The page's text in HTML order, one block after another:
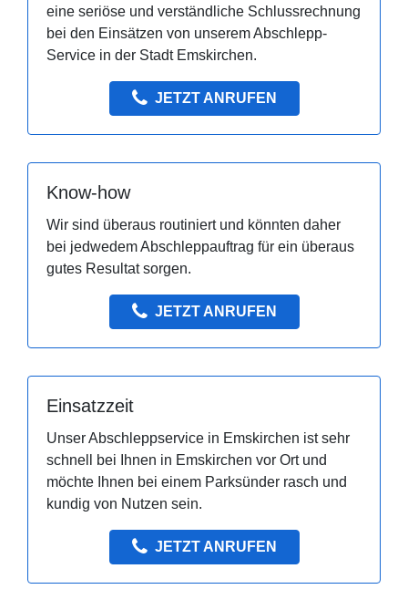
eine seriöse und verständliche Schlussrechnung
bei den Einsätzen von unserem Abschlepp-
Service in der Stadt Emskirchen.
JETZT ANRUFEN
Know-how
Wir sind überaus routiniert und könnten daher
bei jedwedem Abschleppauftrag für ein überaus
gutes Resultat sorgen.
JETZT ANRUFEN
Einsatzzeit
Unser Abschleppservice in Emskirchen ist sehr
schnell bei Ihnen in Emskirchen vor Ort und
möchte Ihnen bei einem Parksünder rasch und
kundig von Nutzen sein.
JETZT ANRUFEN